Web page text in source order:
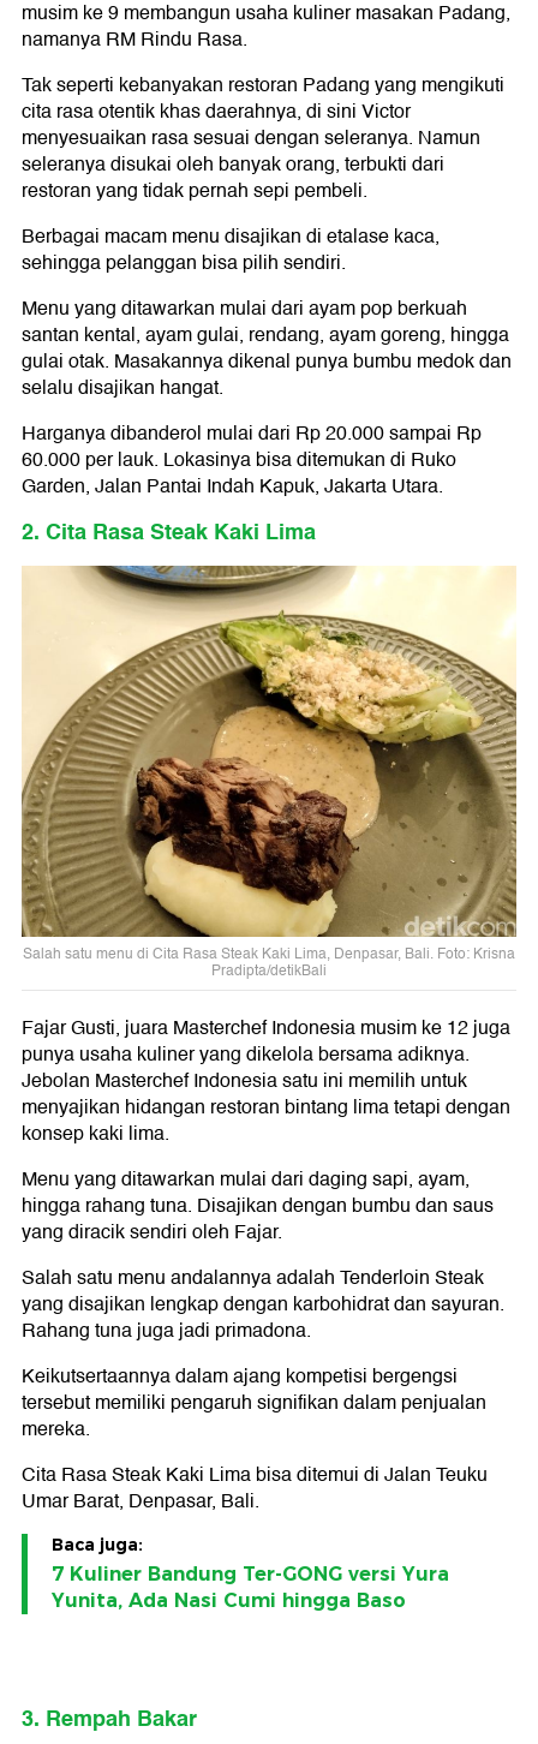
musim ke 9 membangun usaha kuliner masakan Padang,
namanya RM Rindu Rasa.
Tak seperti kebanyakan restoran Padang yang mengikuti
cita rasa otentik khas daerahnya, di sini Victor
menyesuaikan rasa sesuai dengan seleranya. Namun
seleranya disukai oleh banyak orang, terbukti dari
restoran yang tidak pernah sepi pembeli.
Berbagai macam menu disajikan di etalase kaca,
sehingga pelanggan bisa pilih sendiri.
Menu yang ditawarkan mulai dari ayam pop berkuah
santan kental, ayam gulai, rendang, ayam goreng, hingga
gulai otak. Masakannya dikenal punya bumbu medok dan
selalu disajikan hangat.
Harganya dibanderol mulai dari Rp 20.000 sampai Rp
60.000 per lauk. Lokasinya bisa ditemukan di Ruko
Garden, Jalan Pantai Indah Kapuk, Jakarta Utara.
2. Cita Rasa Steak Kaki Lima
Salah satu menu di Cita Rasa Steak Kaki Lima, Denpasar, Bali. Foto: Krisna
Pradipta/detikBali
Fajar Gusti, juara Masterchef Indonesia musim ke 12 juga
punya usaha kuliner yang dikelola bersama adiknya.
Jebolan Masterchef Indonesia satu ini memilih untuk
menyajikan hidangan restoran bintang lima tetapi dengan
konsep kaki lima.
Menu yang ditawarkan mulai dari daging sapi, ayam,
hingga rahang tuna. Disajikan dengan bumbu dan saus
yang diracik sendiri oleh Fajar.
Salah satu menu andalannya adalah Tenderloin Steak
yang disajikan lengkap dengan karbohidrat dan sayuran.
Rahang tuna juga jadi primadona.
Keikutsertaannya dalam ajang kompetisi bergengsi
tersebut memiliki pengaruh signifikan dalam penjualan
mereka.
Cita Rasa Steak Kaki Lima bisa ditemui di Jalan Teuku
Umar Barat, Denpasar, Bali.
Baca juga:
7 Kuliner Bandung Ter-GONG versi Yura
Yunita, Ada Nasi Cumi hingga Baso
3. Rempah Bakar